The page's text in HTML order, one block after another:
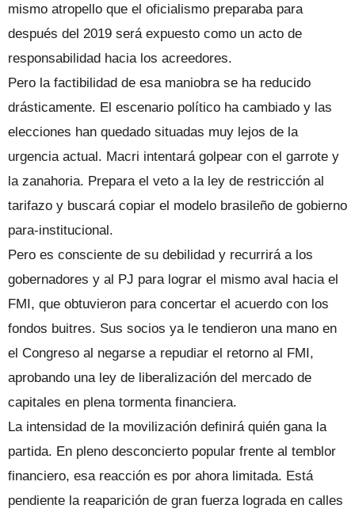
mismo atropello que el oficialismo preparaba para
después del 2019 será expuesto como un acto de
responsabilidad hacia los acreedores.
Pero la factibilidad de esa maniobra se ha reducido
drásticamente. El escenario político ha cambiado y las
elecciones han quedado situadas muy lejos de la
urgencia actual. Macri intentará golpear con el garrote y
la zanahoria. Prepara el veto a la ley de restricción al
tarifazo y buscará copiar el modelo brasileño de gobierno
para-institucional.
Pero es consciente de su debilidad y recurrirá a los
gobernadores y al PJ para lograr el mismo aval hacia el
FMI, que obtuvieron para concertar el acuerdo con los
fondos buitres. Sus socios ya le tendieron una mano en
el Congreso al negarse a repudiar el retorno al FMI,
aprobando una ley de liberalización del mercado de
capitales en plena tormenta financiera.
La intensidad de la movilización definirá quién gana la
partida. En pleno desconcierto popular frente al temblor
financiero, esa reacción es por ahora limitada. Está
pendiente la reaparición de gran fuerza lograda en calles